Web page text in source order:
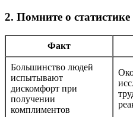
2. Помните о статистике
Факт
Большинство людей
испытывают
дискомфорт при
получении
комплиментов